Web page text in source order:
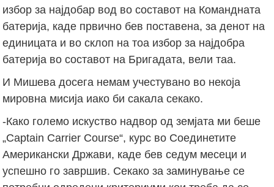
избор за најдобар вод во составот на Командната
батерија, каде првично бев поставена, за денот на
единицата и во склоп на тоа избор за најдобра
батерија во составот на Бригадата, вели таа.
И Мишева досега немам учестувано во некоја
мировна мисија иако би сакала секако.
-Како големо искуство надвор од земјата ми беше
„Captain Carrier Course“, курс во Соединетите
Американски Држави, каде бев седум месеци и
успешно го завршив. Секако за заминување се